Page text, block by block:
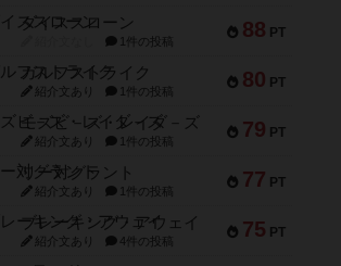
88 PT
ダイススローン
1件の投稿
80 PT
ガルフストライク
紹介文あり 1件の投稿
79 PT
モズビ－ズ・レイダ－ズ
紹介文あり 1件の投稿
77 PT
リー対グラント
紹介文あり 1件の投稿
75 PT
ブレーキング・アウェイ
紹介文あり 4件の投稿